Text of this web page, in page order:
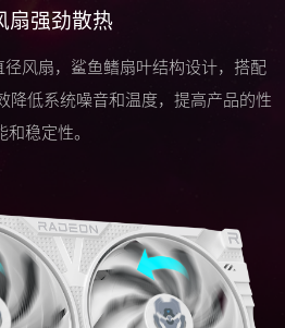
扇强劲散热
风扇，鲨鱼鳍扇叶结构设计，搭配
降低系统噪音和温度，提高产品的性
和稳定性。